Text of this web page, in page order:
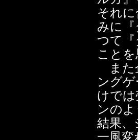
それ
みに
つて
ことを
また
ング
けで
ンの
結果
一風